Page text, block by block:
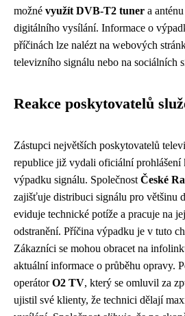
možné využít DVB-T2 tuner a
digitálního vysílání. Informace o
příčinách lze nalézt na webových
televizního signálu nebo na sociálních
Reakce poskytovatelů
Zástupci největších poskytovatelů
republice již vydali oficiální prohlášení
výpadku signálu. Společnost České
zajišťuje distribuci signálu pro většinu
eviduje technické potíže a pracuje na
odstranění. Příčina výpadku je v tuto
Zákazníci se mohou obracet na
aktuální informace o průběhu opravy.
operátorO2 TV, který se omluvil za
ujistil své klienty, že technici dělají